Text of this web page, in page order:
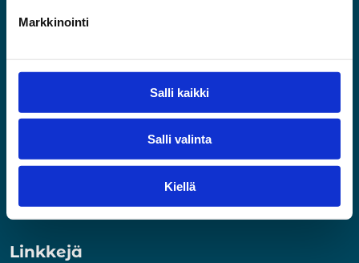
Markkinointi
Salli kaikki
Salli valinta
Kiellä
Saavutettavuusseloste
Linkkejä